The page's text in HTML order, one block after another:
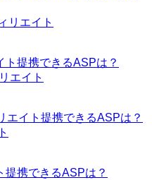
リエイト
提携できるASPは？
エイト
エイト提携できるASPは？
提携できるASPは？